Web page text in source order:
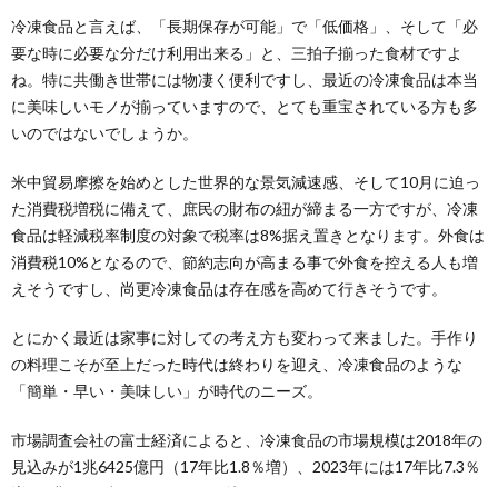
冷凍食品と言えば、「長期保存が可能」で「低価格」、そして「必
要な時に必要な分だけ利用出来る」と、三拍子揃った食材ですよ
ね。特に共働き世帯には物凄く便利ですし、最近の冷凍食品は本当
に美味しいモノが揃っていますので、とても重宝されている方も多
いのではないでしょうか。
米中貿易摩擦を始めとした世界的な景気減速感、そして10月に迫っ
た消費税増税に備えて、庶民の財布の紐が締まる一方ですが、冷凍
食品は軽減税率制度の対象で税率は8%据え置きとなります。外食は
消費税10%となるので、節約志向が高まる事で外食を控える人も増
えそうですし、尚更冷凍食品は存在感を高めて行きそうです。
とにかく最近は家事に対しての考え方も変わって来ました。手作り
の料理こそが至上だった時代は終わりを迎え、冷凍食品のような
「簡単・早い・美味しい」が時代のニーズ。
市場調査会社の富士経済によると、冷凍食品の市場規模は2018年の
見込みが1兆6425億円（17年比1.8％増）、2023年には17年比7.3％